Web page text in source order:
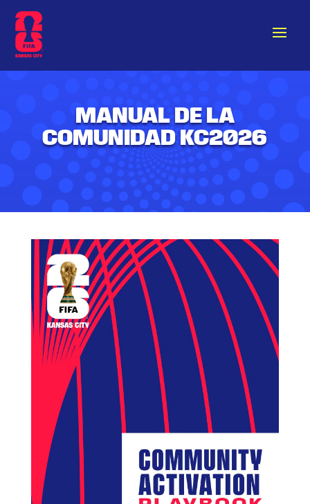
MANUAL DE LA
COMUNIDAD KC2026